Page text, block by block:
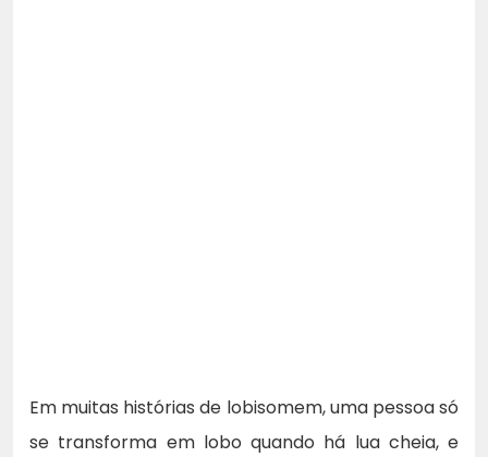
Em muitas histórias de lobisomem, uma pessoa só
se transforma em lobo quando há lua cheia, e